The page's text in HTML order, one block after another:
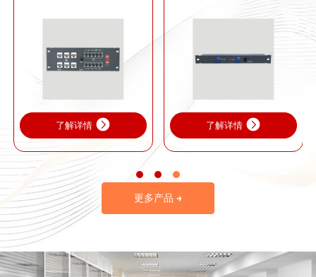
了解详情 了解详情
更多产品 →